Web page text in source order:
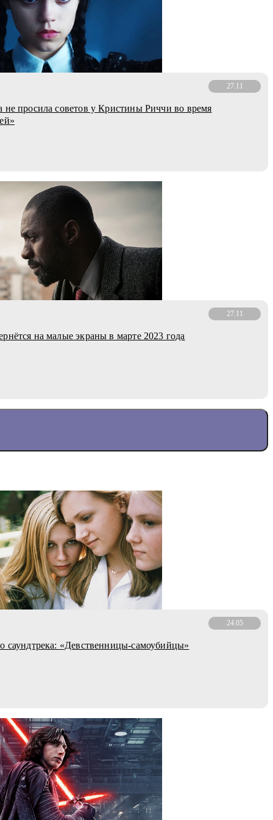
27.11
не просила советов у Кристины Риччи во время
27.11
на малые экраны в марте 2023 года
24.05
саундтрека: «Девственницы-самоубийцы»